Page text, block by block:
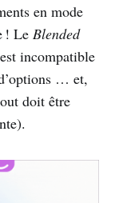
en mode
! Le Blended
incompatible
… et,
doit être